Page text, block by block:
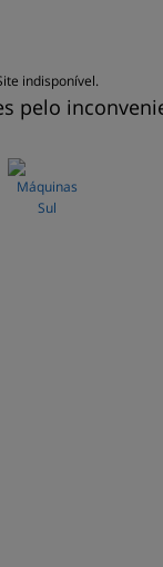
indisponível.
pelo